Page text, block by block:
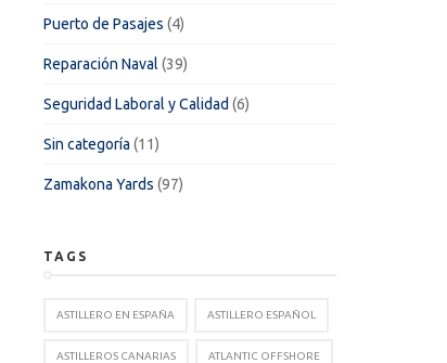
Puerto de Pasajes (4)
Reparación Naval (39)
Seguridad Laboral y Calidad (6)
Sin categoría (11)
Zamakona Yards (97)
TAGS
ASTILLERO EN ESPAÑA ASTILLERO ESPAÑOL
ASTILLEROS CANARIAS ATLANTIC OFFSHORE